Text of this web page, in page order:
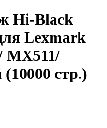
Hi-Black
Lexmark
MX511/
стр.)